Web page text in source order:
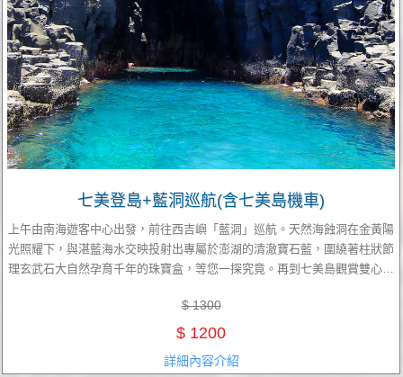
七美登島+藍洞巡航(含七美島機車)
上午由南海遊客中心出發，前往西吉嶼「藍洞」巡航。天然海蝕洞在金黃陽
光照耀下，與湛藍海水交映投射出專屬於澎湖的清澈寶石藍，圍繞著柱狀節
理玄武石大自然孕育千年的珠寶盒，等您一探究竟。再到七美島觀賞雙心石
顆心裡面，就會看到你這輩子真愛」。沿途還可造訪〔望夫石〕流傳著動人
的痴情孕婦，駐崖盼夫平安歸航的傳說～〔石獅風景區〕裡，不論是石獅、
灣〕。
$ 1300
$ 1200
詳細內容介紹